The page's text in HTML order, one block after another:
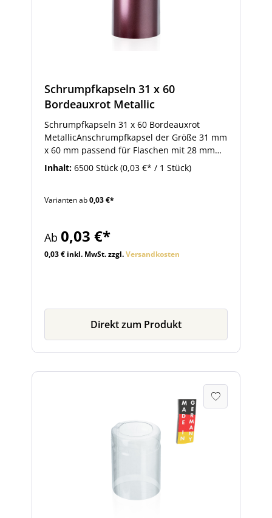
Schrumpfkapseln 31 x 60
Bordeauxrot Metallic
Schrumpfkapseln 31 x 60 Bordeauxrot
MetallicAnschrumpfkapsel der Größe 31 mm
x 60 mm passend für Flaschen mit 28 mm
MCA-Schraubmündung oder 19 bis 19,5 mm
Korkmündung. Diese Schrumpfkapsel ist in
Metallic gehalten. Passende Flaschen bieten
Schrumpfkapsel auf den verschlossenen
Flaschenhals auflegen. Anschließend
Inhalt: 6500 Stück (0,03 €* / 1 Stück)
Varianten ab0,03 €*
Ab 0,03 €*
0,03 € inkl. MwSt. zzgl.Versandkosten
Direkt zum Produkt